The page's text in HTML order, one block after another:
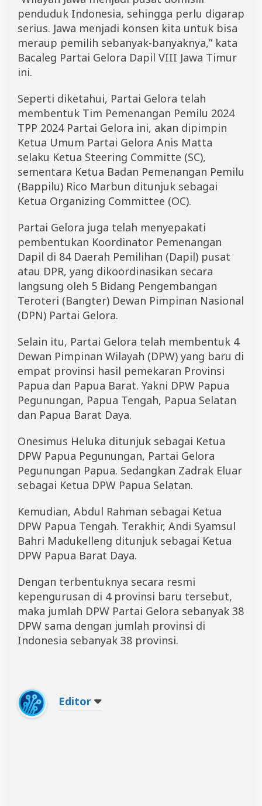
penduduk Indonesia, sehingga perlu digarap
serius. Jawa menjadi konsen kita untuk bisa
meraup pemilih sebanyak-banyaknya,” kata
Bacaleg Partai Gelora Dapil VIII Jawa Timur
ini.
Seperti diketahui, Partai Gelora telah
membentuk Tim Pemenangan Pemilu 2024
TPP 2024 Partai Gelora ini, akan dipimpin
Ketua Umum Partai Gelora Anis Matta
selaku Ketua Steering Committe (SC),
sementara Ketua Badan Pemenangan Pemilu
(Bappilu) Rico Marbun ditunjuk sebagai
Ketua Organizing Committee (OC).
Partai Gelora juga telah menyepakati
pembentukan Koordinator Pemenangan
Dapil di 84 Daerah Pemilihan (Dapil) pusat
atau DPR, yang dikoordinasikan secara
langsung oleh 5 Bidang Pengembangan
Teroteri (Bangter) Dewan Pimpinan Nasional
(DPN) Partai Gelora.
Selain itu, Partai Gelora telah membentuk 4
Dewan Pimpinan Wilayah (DPW) yang baru di
empat provinsi hasil pemekaran Provinsi
Papua dan Papua Barat. Yakni DPW Papua
Pegunungan, Papua Tengah, Papua Selatan
dan Papua Barat Daya.
Onesimus Heluka ditunjuk sebagai Ketua
DPW Papua Pegunungan, Partai Gelora
Pegunungan Papua. Sedangkan Zadrak Eluar
sebagai Ketua DPW Papua Selatan.
Kemudian, Abdul Rahman sebagai Ketua
DPW Papua Tengah. Terakhir, Andi Syamsul
Bahri Madukelleng ditunjuk sebagai Ketua
DPW Papua Barat Daya.
Dengan terbentuknya secara resmi
kepengurusan di 4 provinsi baru tersebut,
maka jumlah DPW Partai Gelora sebanyak 38
DPW sama dengan jumlah provinsi di
Indonesia sebanyak 38 provinsi.
Editor